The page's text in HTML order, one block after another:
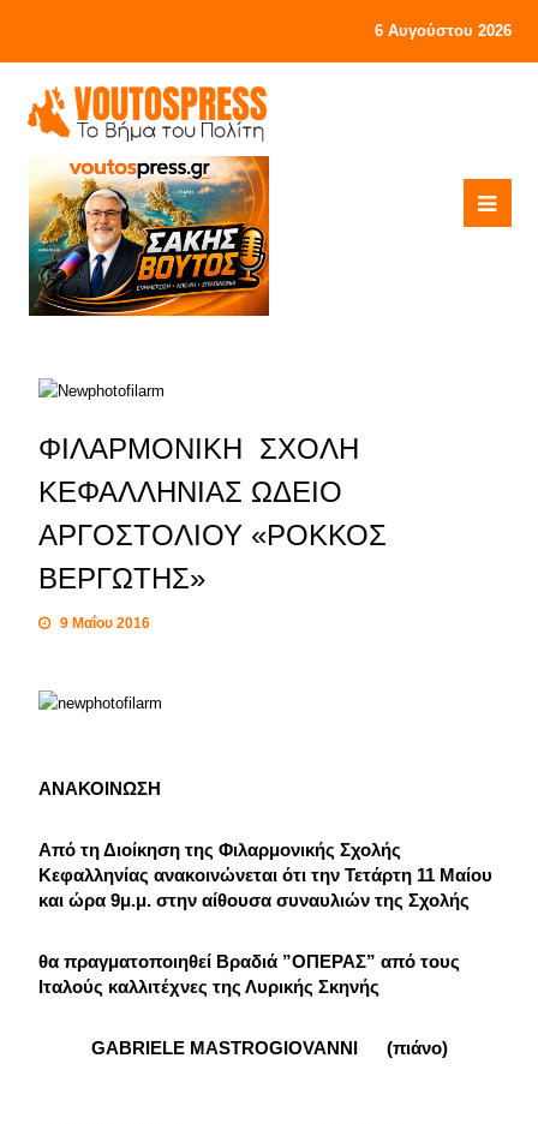
6 Αυγούστου 2026
ΦΙΛΑΡΜΟΝΙΚΗ ΣΧΟΛΗ
ΚΕΦΑΛΛΗΝΙΑΣ ΩΔΕΙΟ
ΑΡΓΟΣΤΟΛΙΟΥ «ΡΟΚΚΟΣ
ΒΕΡΓΩΤΗΣ»
9 Μαΐου 2016
ΑΝΑΚΟΙΝΩΣΗ
Από τη Διοίκηση της Φιλαρμονικής Σχολής
Κεφαλληνίας ανακοινώνεται ότι την Τετάρτη 11 Μαίου
και ώρα 9μ.μ. στην αίθουσα συναυλιών της Σχολής
θα πραγματοποιηθεί Βραδιά ”ΟΠΕΡΑΣ” από τους
Ιταλούς καλλιτέχνες της Λυρικής Σκηνής
GABRIELE MASTROGIOVANNI (πιάνο)